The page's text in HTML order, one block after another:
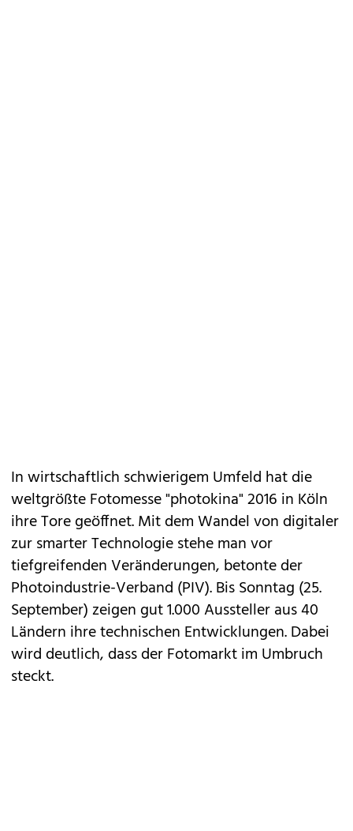
Inwirtschaftlich schwierigem Umfeld hat die
weltgrößte Fotomesse "photokina" 2016 in Köln
ihre Tore geöffnet. Mit dem Wandel von digitaler
zur smarter Technologie stehe man vor
tiefgreifenden Veränderungen, betonte der
Photoindustrie-Verband (PIV). Bis Sonntag (25.
September) zeigen gut 1.000 Aussteller aus 40
Ländern ihre technischen Entwicklungen. Dabei
wird deutlich, dass der Fotomarkt im Umbruch
steckt.